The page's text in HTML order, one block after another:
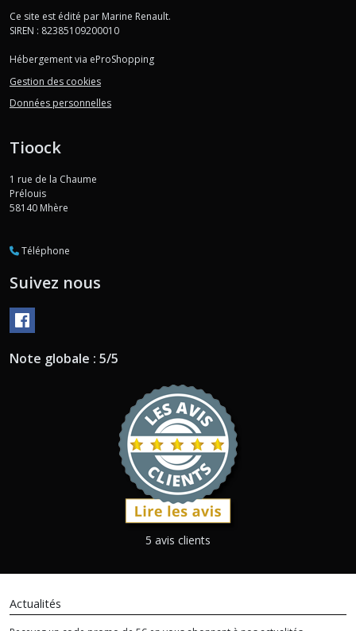
Ce site est édité par Marine Renault.
SIREN : 82385109200010
Hébergement via eProShopping
Gestion des cookies
Données personnelles
Tioock
1 rue de la Chaume
Prélouis
58140 Mhère
Téléphone
Suivez nous
Note globale : 5/5
5 avis clients
Actualités